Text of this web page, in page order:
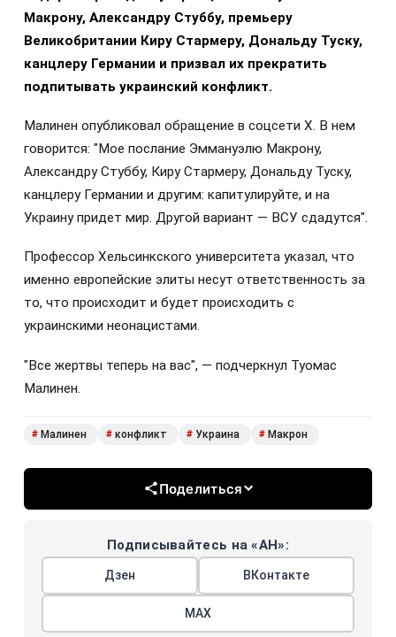
Макрону, Александру Стуббу, премьеру
Великобритании Киру Стармеру, Дональду Туску,
канцлеру Германии и призвал их прекратить
подпитывать украинский конфликт.
Малинен опубликовал обращение в соцсети Х. В нем
говорится: "Мое послание Эммануэлю Макрону,
Александру Стуббу, Киру Стармеру, Дональду Туску,
канцлеру Германии и другим: капитулируйте, и на
Украину придет мир. Другой вариант — ВСУ сдадутся".
Профессор Хельсинкского университета указал, что
именно европейские элиты несут ответственность за
то, что происходит и будет происходить с
украинскими неонацистами.
"Все жертвы теперь на вас", — подчеркнул Туомас
Малинен.
# Малинен # конфликт # Украина # Макрон
Поделиться
Подписывайтесь на «АН»:
Дзен ВКонтакте
МАХ